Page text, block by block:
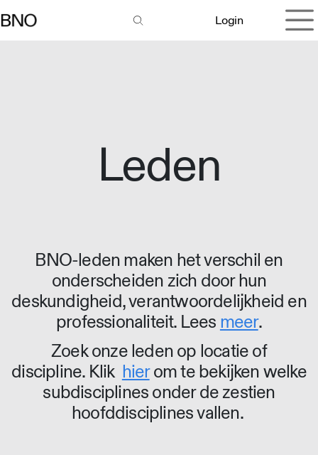
Login
Leden
BNO-leden maken het verschil en
onderscheiden zich door hun
deskundigheid, verantwoordelijkheid en
professionaliteit. Lees meer.
Zoek onze leden op locatie of
discipline. Klik hierom te bekijken welke
subdisciplines onder de zestien
hoofddisciplines vallen.